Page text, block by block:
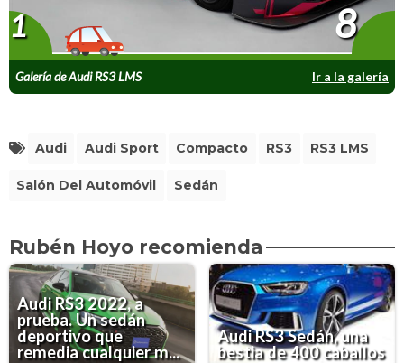
Galería de Audi RS3 LMS Ir a la galería
1 8
Audi Audi Sport Compacto RS3 RS3 LMS
Salón Del Automóvil Sedán
Rubén Hoyo recomienda
Audi RS3 2022, a
prueba. Un sedán
deportivo que
remedia cualquier m...
Audi RS3 Sedán, una
bestia de 400 caballos